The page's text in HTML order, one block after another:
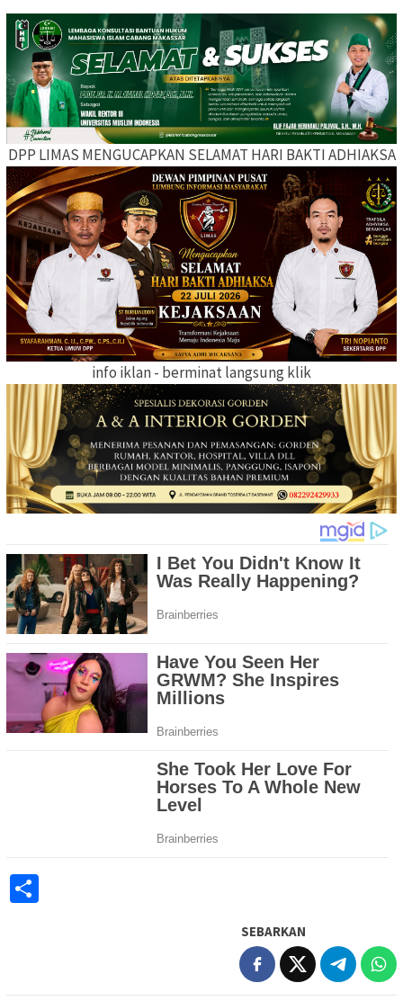
DPP LIMAS MENGUCAPKAN SELAMAT HARI BAKTI ADHIAKSA
info iklan - berminat langsung klik
SEBARKAN